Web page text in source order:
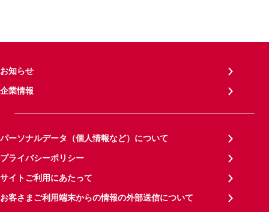
お知らせ
企業情報
パーソナルデータ（個人情報など）について
プライバシーポリシー
サイトご利用にあたって
お客さまご利用端末からの情報の外部送信について